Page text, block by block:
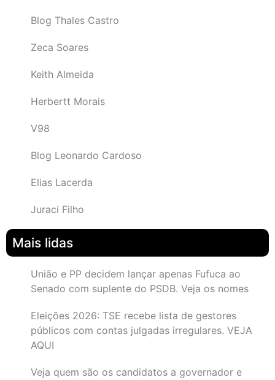
Blog Thales Castro
Zeca Soares
Keith Almeida
Herbertt Morais
V98
Blog Leonardo Cardoso
Elias Lacerda
Juraci Filho
Mais lidas
União e PP decidem lançar apenas Fufuca ao
Senado com suplente do PSDB. Veja os nomes
Eleições 2026: TSE recebe lista de gestores
públicos com contas julgadas irregulares. VEJA
AQUI
Veja quem são os candidatos a governador e